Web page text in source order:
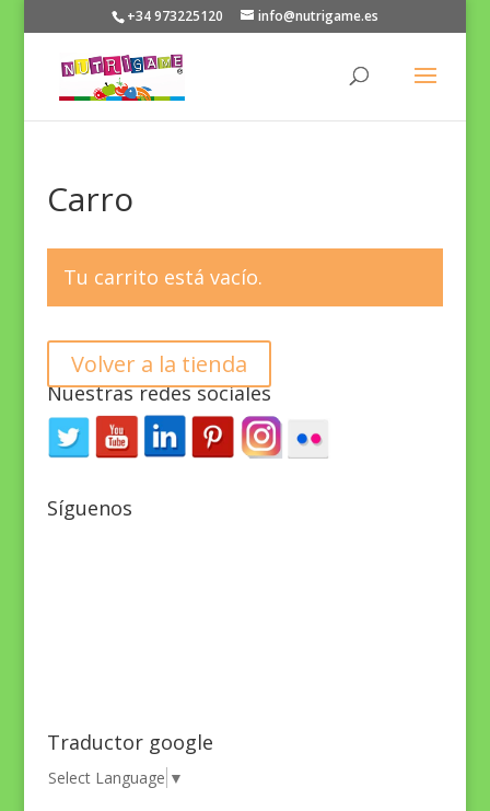
+34 973225120 info@nutrigame.es
Carro
Tu carrito está vacío.
Volver a la tienda
Nuestras redes sociales
Síguenos
Traductor google
Select Language ▼